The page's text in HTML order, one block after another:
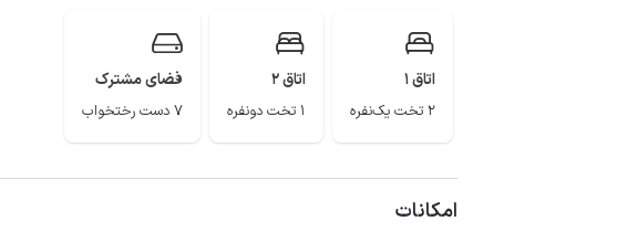
اتاق 1
2 تخت یک‌نفره
اتاق 2
1 تخت دونفره
فضای مشترک
7 دست رختخواب
امکانات